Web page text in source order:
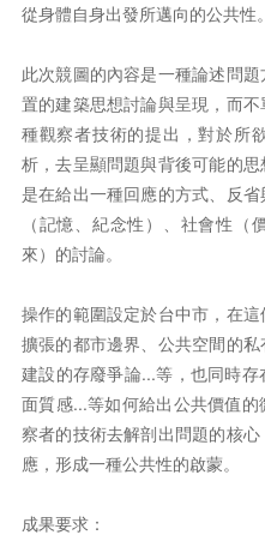
從身體自身出發所邁向的公共性。
此次競圖的內容是一種論述問
置的建築思想討論與呈現，而
種觀察者技術的提出，對於所
析，去呈顯問題與背後可能的
是在給出一種回應的方式、反
（記憶、紀念性）、社會性
來）的討論。
操作的範圍設定於台中市，在
擴張的都市邊界、公共空間的
建設的存廢爭論...等，也同時
面質感...等如何給出公共價值
察者的技術去解剖出問題的核
應，形成一種公共性的啟蒙。
成果要求：